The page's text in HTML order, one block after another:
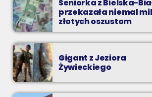
Seniorka z Bielska-
przekazała niemal
złotych oszustom
Gigant z Jeziora
Żywieckiego